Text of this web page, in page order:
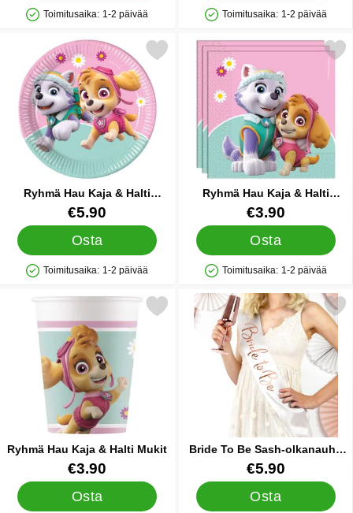
Saatavuus: Varastossa
Toimitusaika: 1-2 päivää
Saatavuus: Varastossa
Toimitusaika: 1-2 päivää
Ryhmä Hau Kaja & Halti
Pahvilautaset
Tuote.nro 20594
€5.90
Osta
Saatavuus: Varastossa
Toimitusaika: 1-2 päivää
ryhmä Hau Kaja & Halti Pahvilautaset suosikiksi
Ryhmä Hau Kaja & Halti
Lautasliinat
Tuote.nro 20597
€3.90
Osta
Saatavuus: Varastossa
Toimitusaika: 1-2 päivää
Merkitse ryhmä Hau Kaja &
Ryhmä Hau Kaja & Halti Mukit
Tuote.nro 20643
€3.90
Osta
Merkitse ryhmä Hau Kaja & Halti Mukit suosikiksi
Bride To Be Sash-olkanauha
Ruusukulta
Tuote.nro 21581
€5.90
Osta
Merkitse bride To Be Sash-